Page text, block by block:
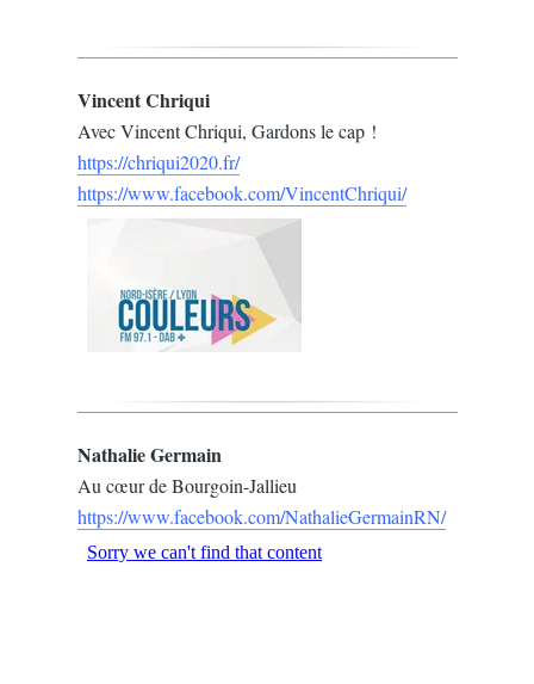
Vincent Chriqui
Avec Vincent Chriqui, Gardons le cap !
https://chriqui2020.fr/
https://www.facebook.com/VincentChriqui/
Nathalie Germain
Au cœur de Bourgoin-Jallieu
https://www.facebook.com/NathalieGermainRN/